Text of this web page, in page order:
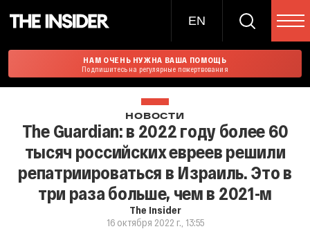
EN
НАМ ОЧЕНЬ НУЖНА ВАША ПОМОЩЬ
Подпишитесь на регулярные пожертвования
НОВОСТИ
The Guardian: в 2022 году более 60
тысяч российских евреев решили
репатриироваться в Израиль. Это в
три раза больше, чем в 2021-м
The Insider
16 октября 2022 г., 13:55